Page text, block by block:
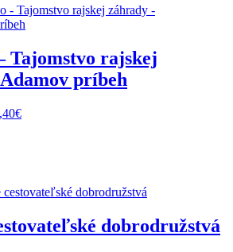
Tajomstvo rajskej
príbeh
€
dobrodružstvá